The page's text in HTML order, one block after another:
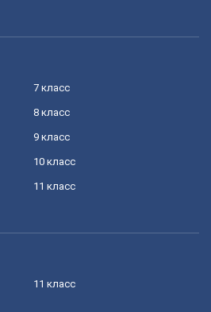
7 класс
8 класс
9 класс
10 класс
11 класс
11 класс